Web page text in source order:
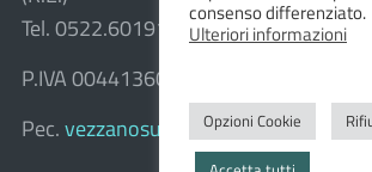
Tel. 0522.601911 – Fax 0522.601947
P.IVA 00441360351
Pec.
consenso differenziato.
Ulteriori informazioni
Opzioni Cookie